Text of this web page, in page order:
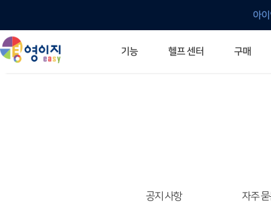
아
기능 헬프 센터 구매
공지 사항 자주